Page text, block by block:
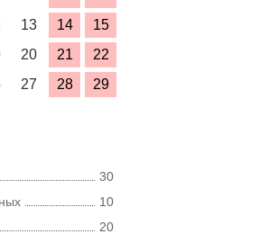
13 14
15
20 21
22
27 28
29
30
10
20